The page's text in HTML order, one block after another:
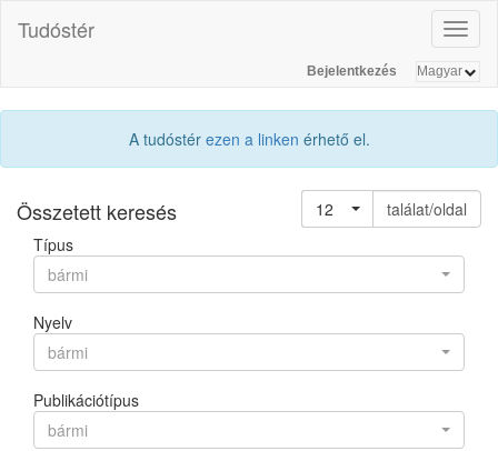
Tudóstér
Bejelentkezés
A tudóstér ezen a linken érhető el.
Összetett keresés 12
találat/oldal
Típus
bármi
Nyelv
bármi
Publikációtípus
bármi